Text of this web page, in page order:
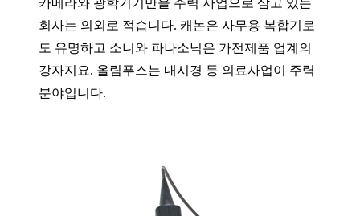
회사는 의외로 적습니다. 캐논은 사무용 복합기로
도 유명하고 소니와 파나소닉은 가전제품 업계의
강자지요. 올림푸스는 내시경 등 의료사업이 주력
분야입니다.